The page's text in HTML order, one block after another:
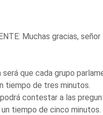
Muchas gracias, señor
será que cada grupo
tiempo de tres minutos.
contestar a las
tiempo de cinco minutos.